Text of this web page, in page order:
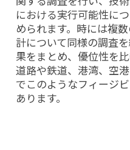
における実行可能性に
められます。時には複
計について同様の調査
果をまとめ、優位性を
道路や鉄道、港湾、空
でこのようなフィージ
あります。